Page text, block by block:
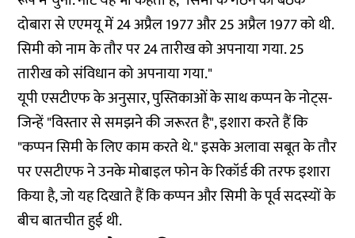
दोबारा से एएमयू में 24 अप्रैल 1977 और 25 अप्रैल 1977 को थी.
सिमी को नाम के तौर पर 24 तारीख को अपनाया गया. 25
तारीख को संविधान को अपनाया गया."
यूपी एसटीएफ के अनुसार, पुस्तिकाओं के साथ कप्पन के नोट्स-
जिन्हें "विस्तार से समझने की जरूरत है", इशारा करते हैं कि
"कप्पन सिमी के लिए काम करते थे." इसके अलावा सबूत के तौर
पर एसटीएफ ने उनके मोबाइल फोन के रिकॉर्ड की तरफ इशारा
किया है, जो यह दिखाते हैं कि कप्पन और सिमी के पूर्व सदस्यों के
बीच बातचीत हुई थी.